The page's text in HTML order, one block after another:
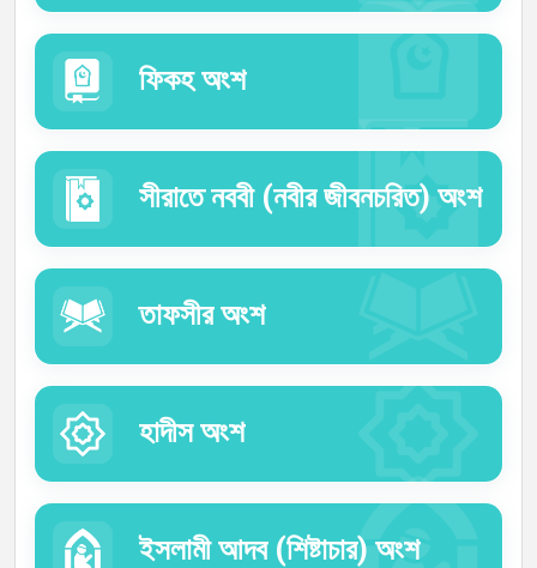
ফিকহ অংশ
সীরাতে নববী (নবীর জীবনচরিত) অংশ
তাফসীর অংশ
হাদীস অংশ
ইসলামী আদব (শিষ্টাচার) অংশ